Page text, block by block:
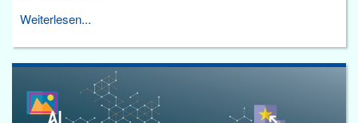
Weiterlesen...